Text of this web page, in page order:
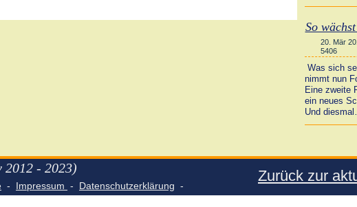
So
20. Mär
5406
Was sich
nimmt nun
Eine zweite
ein neues
Und
- 2023)
- Impressum - Datenschutzerklärung -
Zurück zur